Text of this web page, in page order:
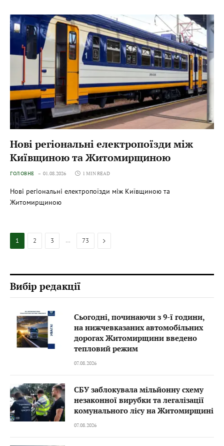
Нові регіональні електропоїзди між
Київщиною та Житомирщиною
ГОЛОВНЕ 01.08.2026 1 MIN READ
Нові регіональні електропоїзди між Київщиною та
Житомирщиною
1 2 3 … 73 Next
Вибір редакції
Сьогодні, починаючи з 9-ї години,
на нижчевказаних автомобільних
дорогах Житомирщини введено
тепловий режим
07.08.2026
СБУ заблокувала мільйонну схему
незаконної вирубки та легалізації
комунального лісу на Житомирщині
07.08.2026